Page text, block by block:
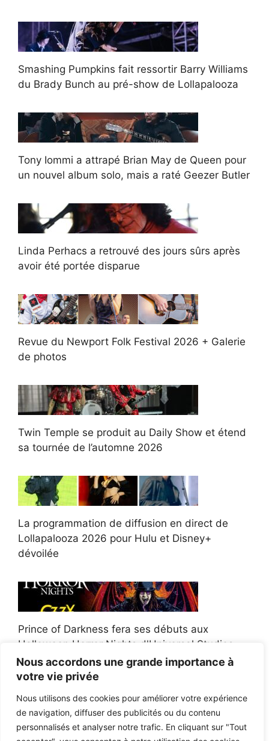
Nous accordons une grande importance à
votre vie privée
Nous utilisons des cookies pour améliorer votre expérience
de navigation, diffuser des publicités ou du contenu
personnalisés et analyser notre trafic. En cliquant sur "Tout
Smashing Pumpkins fait ressortir Barry Williams
du Brady Bunch au pré-show de Lollapalooza
Tony Iommi a attrapé Brian May de Queen pour
un nouvel album solo, mais a raté Geezer Butler
Linda Perhacs a retrouvé des jours sûrs après
avoir été portée disparue
Revue du Newport Folk Festival 2026 + Galerie
de photos
Twin Temple se produit au Daily Show et étend
sa tournée de l’automne 2026
La programmation de diffusion en direct de
Lollapalooza 2026 pour Hulu et Disney+
dévoilée
Prince of Darkness fera ses débuts aux
Halloween Horror Nights d'Universal Studios
Afroman poursuit un policier de l'Ohio après la
victoire du jury en diffamation